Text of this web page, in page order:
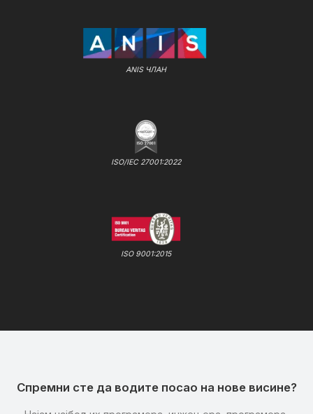
ANIS ЧЛАН
ISO/IEC 27001:2022
ISO 9001:2015
Спремни сте да водите посао на нове висине?